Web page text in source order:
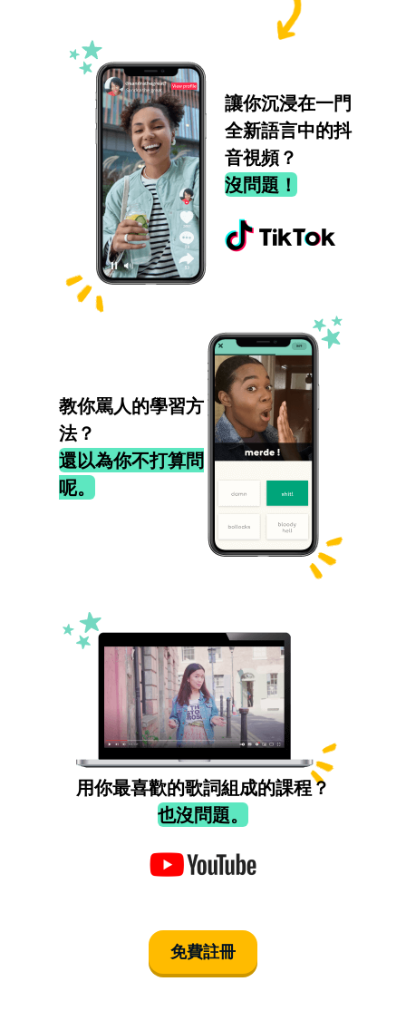
讓你沉浸在一門
全新語言中的抖
音視頻？
沒問題！
教你罵人的學習方
法？
還以為你不打算問
呢。
用你最喜歡的歌詞組成的課程？
也沒問題。
免費註冊